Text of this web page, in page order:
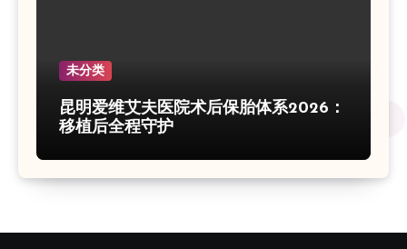
未分类
昆明爱维艾夫医院术后保胎体系2026：
移植后全程守护